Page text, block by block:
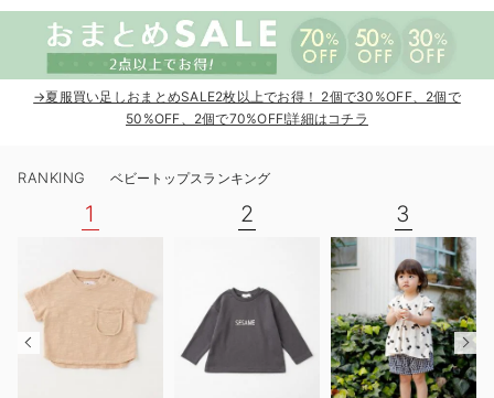
ベビー ブルマ
ベビー スカート
ベビー セットアップ
ベビー帽子（新生児・乳児）
新生児スリーパー・ベビーパジャマ
ベビー 雑貨 小物
ベビー安全グッズ
授乳・調乳・お食事
赤ちゃん 洗剤・洗濯用品・お掃除
赤ちゃん お風呂・ベビースキンケア
ベビーの動物なりきり特集
ベビー 夏のお役立ちグッズ特集
【素材別】ベビーロンパース特集
【アウトレット】パジャマ
【アウトレット】インナー
【アウトレット】ベビー
コットン素材
冷房対策
快適機能ウェア特集 トップス
快適機能ウェア特集 ボトムス
スカート
インナー
ベビー
MAX55%OFF ブラックフ
オフィス
きれいめ美脚パンツ派
王道シンプル派
短肌着
快適ウェア10%OFF
ジャンパースカート/
カジュアル
あったかアイテム｜
10,001円（税込）〜
男の子におススメの
もらって嬉しいギフト
かわいくておもしろ
何枚あっても嬉しい
長く使えるアイテム
お部屋映えアイテム
保温&リカバリー
カップ付きインナー
裏起毛素材
【冬のあったか特集
→夏服買い足しおまとめSALE2枚以上でお得！ 2個で30%OFF、2個で
50%OFF、2個で70%OFF!詳細はコチラ
RANKING ベビートップスランキング
1 2 3